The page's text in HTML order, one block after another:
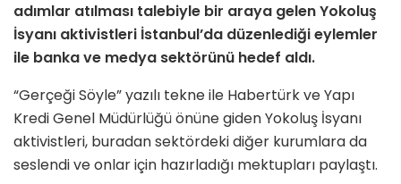
adımlar atılması talebiyle bir araya gelen Yokoluş
İsyanı aktivistleri İstanbul’da düzenlediği eylemler
ile banka ve medya sektörünü hedef aldı.
“Gerçeği Söyle” yazılı tekne ile Habertürk ve Yapı
Kredi Genel Müdürlüğü önüne giden Yokoluş İsyanı
aktivistleri, buradan sektördeki diğer kurumlara da
seslendi ve onlar için hazırladığı mektupları paylaştı.